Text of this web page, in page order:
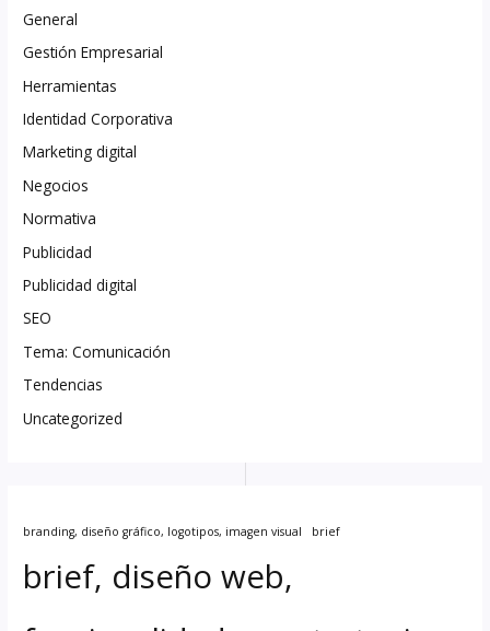
General
Gestión Empresarial
Herramientas
Identidad Corporativa
Marketing digital
Negocios
Normativa
Publicidad
Publicidad digital
SEO
Tema: Comunicación
Tendencias
Uncategorized
branding, diseño gráfico, logotipos, imagen visual brief
brief, diseño web,